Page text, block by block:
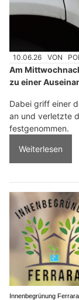
10.06.26 VON
Am
zu einer
Dabei griff einer
an und verletzte
festgenommen.
Weiterlesen
Innenbegrünung